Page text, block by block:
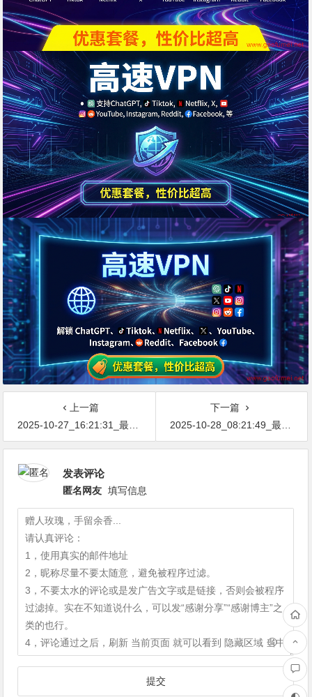
上一篇
2025-10-27_16:21:31_最新网络节点地址免费分享…不定期更新…开放免费分享（网络免费节点香港|日本|韩国|新加坡|台湾|马来西亚|…
下一篇
2025-10-28_08:21:49_最新网络节点地址免费分享…不定期更新…开放免费分享（网络免费节点香港|日本|韩国|新加坡|台湾|马来西亚|…
发表评论
匿名网友 填写信息